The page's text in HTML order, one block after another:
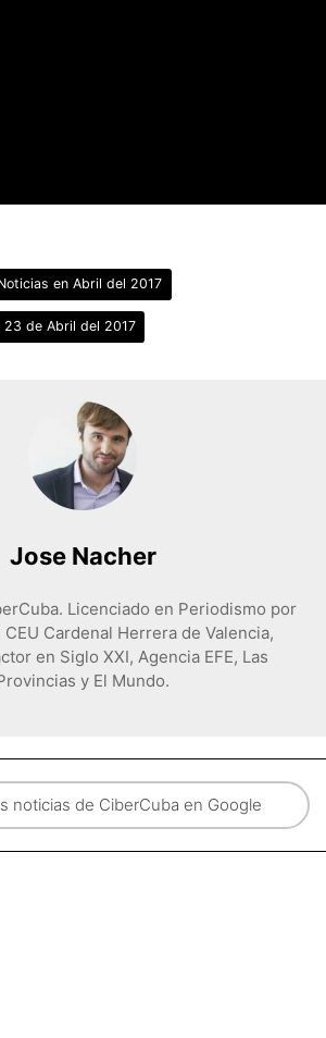
en Abril del 2017
23 de Abril del 2017
Jose Nacher
Licenciado en Periodismo por
Cardenal Herrera de Valencia,
en Siglo XXI, Agencia EFE, Las
y El Mundo.
noticias de CiberCuba en Google